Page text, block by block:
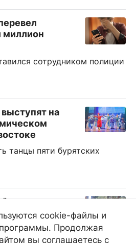
миллион
сотрудником полиции
на
танцы пяти бурятских
врезалась в
пострадали три
cookie-файлы и
Продолжая
вы соглашаетесь с